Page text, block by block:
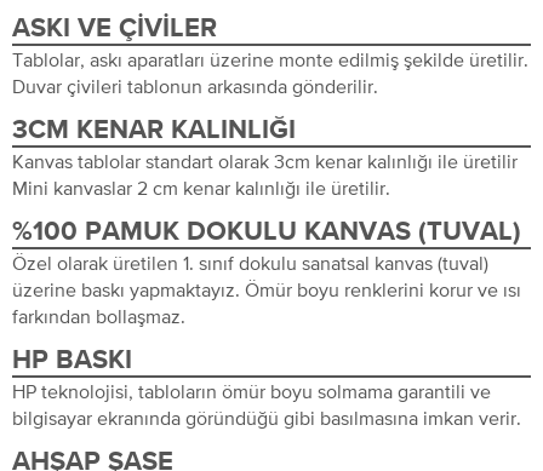
ASKI VE ÇIVILER
Tablolar, askı aparatları üzerine monte edilmiş şekilde üretilir.
Duvar çivileri tablonun arkasında gönderilir.
3CM KENAR KALINLIĞI
Kanvas tablolar standart olarak 3cm kenar kalınlığı ile üretilir
Mini kanvaslar 2 cm kenar kalınlığı ile üretilir.
%100 PAMUK DOKULU KANVAS (TUVAL)
Özel olarak üretilen 1. sınıf dokulu sanatsal kanvas (tuval)
üzerine baskı yapmaktayız. Ömür boyu renklerini korur ve ısı
farkından bollaşmaz.
HP BASKI
HP teknolojisi, tabloların ömür boyu solmama garantili ve
bilgisayar ekranında göründüğü gibi basılmasına imkan verir.
AHŞAP ŞASE